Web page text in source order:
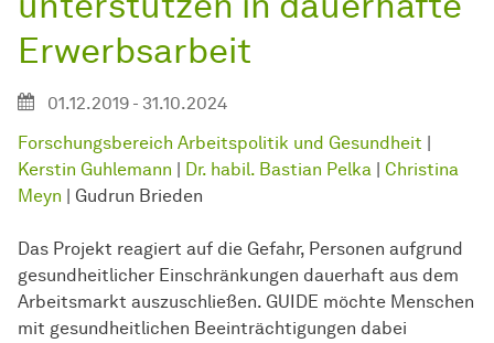
Erwerbsarbeit
01.12.2019 - 31.10.2024
Forschungsbereich Arbeitspolitik und Gesundheit |
Kerstin Guhlemann | Dr. habil. Bastian Pelka | Christina
Meyn | Gudrun Brieden
Das Projekt reagiert auf die Gefahr, Personen aufgrund
gesundheitlicher Einschränkungen dauerhaft aus dem
Arbeitsmarkt auszuschließen. GUIDE möchte Menschen
mit gesundheitlichen Beeinträchtigungen dabei